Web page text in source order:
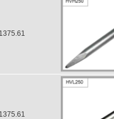
1375.61
1375.61